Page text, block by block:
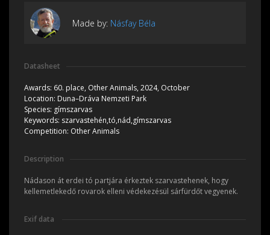
Made by: Násfay Béla
Datasheet
Awards: 60. place, Other Animals, 2024, October
Location: Duna–Dráva Nemzeti Park
Species: gímszarvas
Keywords: szarvastehén,tó,nád,gímszarvas
Competition: Other Animals
Description
Nádason át erdei tó partjára érkeztek szarvastehenek, hogy
kellemetlekedő rovarok elleni védekezésül sárfürdőt vegyenek.
Exif data